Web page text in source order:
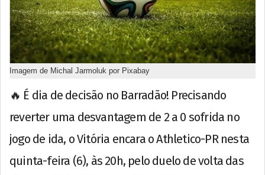
Imagem de Michal Jarmoluk por Pixabay
🔥 É dia de decisão no Barradão! Precisando
reverter uma desvantagem de 2 a 0 sofrida no
jogo de ida, o Vitória encara o Athletico-PR nesta
quinta-feira (6), às 20h, pelo duelo de volta das